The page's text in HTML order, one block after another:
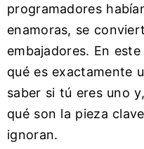
programadores
enamoras, se
embajadores. En
qué es exactamente
saber si tú eres uno
qué son la pieza
ignoran.